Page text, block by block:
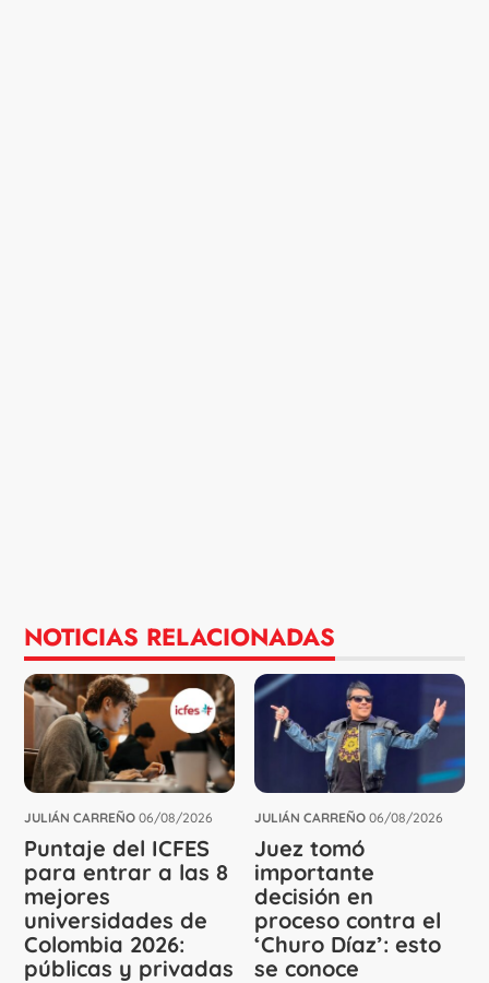
NOTICIAS RELACIONADAS
JULIÁN CARREÑO 06/08/2026
Puntaje del ICFES
para entrar a las 8
mejores
universidades de
Colombia 2026:
públicas y privadas
JULIÁN CARREÑO 06/08/2026
Juez tomó
importante
decisión en
proceso contra el
‘Churo Díaz’: esto
se conoce